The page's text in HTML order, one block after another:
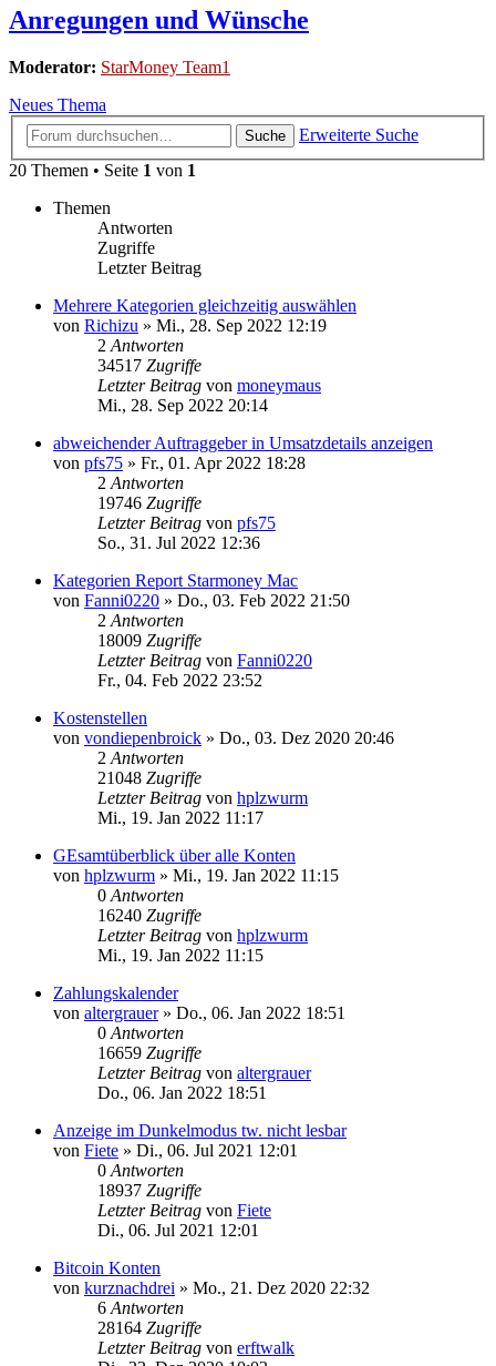
Anregungen und Wünsche
Moderator: StarMoney Team1
Neues Thema
Suche
Erweiterte Suche
20 Themen • Seite 1 von 1
Themen
Antworten
Zugriffe
Letzter Beitrag
Mehrere Kategorien gleichzeitig auswählen
von Richizu » Mi., 28. Sep 2022 12:19
2 Antworten
34517 Zugriffe
Letzter Beitrag von moneymaus
Mi., 28. Sep 2022 20:14
abweichender Auftraggeber in Umsatzdetails anzeigen
von pfs75 » Fr., 01. Apr 2022 18:28
2 Antworten
19746 Zugriffe
Letzter Beitrag von pfs75
So., 31. Jul 2022 12:36
Kategorien Report Starmoney Mac
von Fanni0220 » Do., 03. Feb 2022 21:50
2 Antworten
18009 Zugriffe
Letzter Beitrag von Fanni0220
Fr., 04. Feb 2022 23:52
Kostenstellen
von vondiepenbroick » Do., 03. Dez 2020 20:46
2 Antworten
21048 Zugriffe
Letzter Beitrag von hplzwurm
Mi., 19. Jan 2022 11:17
GEsamtüberblick über alle Konten
von hplzwurm » Mi., 19. Jan 2022 11:15
0 Antworten
16240 Zugriffe
Letzter Beitrag von hplzwurm
Mi., 19. Jan 2022 11:15
Zahlungskalender
von altergrauer» Do., 06. Jan 2022 18:51
0 Antworten
16659 Zugriffe
Letzter Beitrag von altergrauer
Do., 06. Jan 2022 18:51
Anzeige im Dunkelmodus tw. nicht lesbar
von Fiete » Di., 06. Jul 2021 12:01
0 Antworten
18937 Zugriffe
Letzter Beitrag von Fiete
Di., 06. Jul 2021 12:01
Bitcoin Konten
von kurznachdrei » Mo., 21. Dez 2020 22:32
6 Antworten
28164 Zugriffe
Letzter Beitrag von erftwalk